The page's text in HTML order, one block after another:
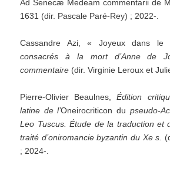
Ad Senecæ Medeam commentarii de
1631 (dir. Pascale Paré-Rey) ; 2022-.
Cassandre Azi, « Joyeux dans
consacrés à la mort d’Anne de
commentaire (dir. Virginie Leroux et
Pierre-Olivier Beaulnes,Édition
latine de l’Oneirocriticon du pseudo-
Leo Tuscus. Étude de la traduction et
traité d’oniromancie byzantin du Xe s.
; 2024-.